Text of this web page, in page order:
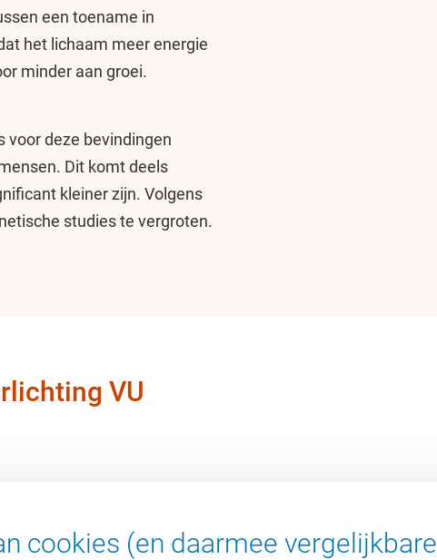
een toename in
het lichaam meer energie
minder aan groei.
voor deze bevindingen
Dit komt deels
kleiner zijn. Volgens
studies te vergroten.
VU
cookies (en daarmee vergelijkbare